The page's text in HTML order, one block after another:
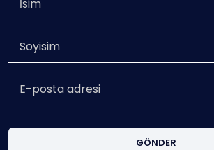
GÖNDER